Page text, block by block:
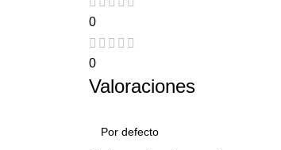
0
0
Valoraciones